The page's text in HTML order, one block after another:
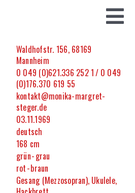
Waldhofstr. 156, 68169
Mannheim
0 049 (0)621.336 252 1 / 0 049
(0)176.370 619 55
kontakt@monika-margret-
steger.de
03.11.1969
deutsch
168 cm
grün - grau
rot - braun
Gesang (Mezzosopran), Ukulele,